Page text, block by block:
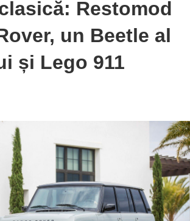
Restomod
un Beetle al
și Lego 911